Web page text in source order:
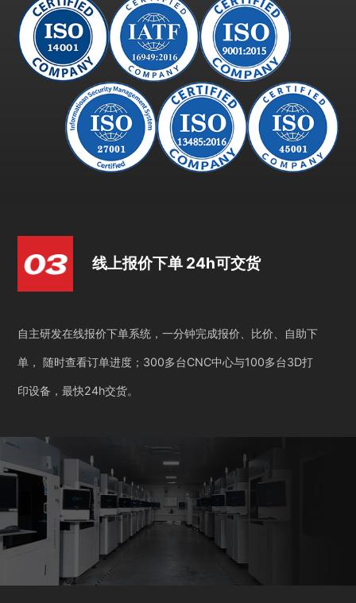
线上报价下单 24h可交货
自主研发在线报价下单系统，一分钟完成报价、比价、自助下
单， 随时查看订单进度；300多台CNC中心与100多台3D打
印设备，最快24h交货。